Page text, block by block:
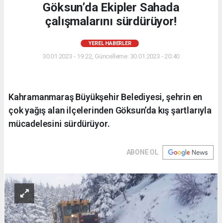
Göksun’da Ekipler Sahada
çalışmalarını sürdürüyor!
YEREL HABERLER
30.01.2023 - 19:22, Güncelleme: 30.01.2023 - 20:40
Kahramanmaraş Büyükşehir Belediyesi, şehrin en
çok yağış alan ilçelerinden Göksun’da kış şartlarıyla
mücadelesini sürdürüyor.
ABONE OL